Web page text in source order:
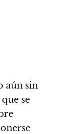
aún sin
se